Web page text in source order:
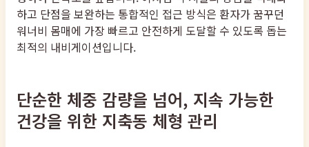
하고 단점을 보완하는 통합적인 접근 방식은 환자가 꿈꾸던
워너비 몸매에 가장 빠르고 안전하게 도달할 수 있도록 돕는
최적의 내비게이션입니다.
단순한 체중 감량을 넘어, 지속 가능한
건강을 위한 지축동 체형 관리